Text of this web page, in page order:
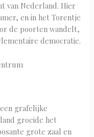
van Nederland. Hier
en in het Torentje
de poorten wandelt,
democratie.
grafelijke
groeide het
grote zaal en